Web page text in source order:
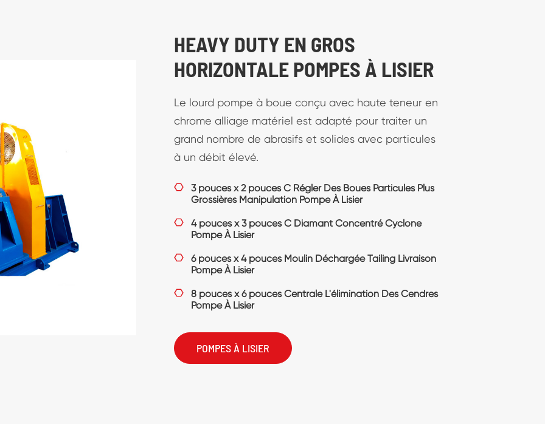
DE PUISARD VERTICALE LISIER
POMPES
La pompe verticale a non seulement une excellente
résistant à l'usure vie mais également l'efficacité de
fonctionnement élevée, finalement réduire les coûts
d'exploitation.

40PV Heavy Duty Cantilever Puisard Pompe avec
Extension Arbre

65QV Caoutchouc De Puisard Verticale Pompe À Lisier
pour Minérale Tailing Réservoir

100RV Semi-immergé Vertical Trou-dans-le Terrain de
Manipuler La Boue Pompe

150SV De Puisard Verticale Semi-Submersible Pompes À
Lisier
POMPES À LISIER